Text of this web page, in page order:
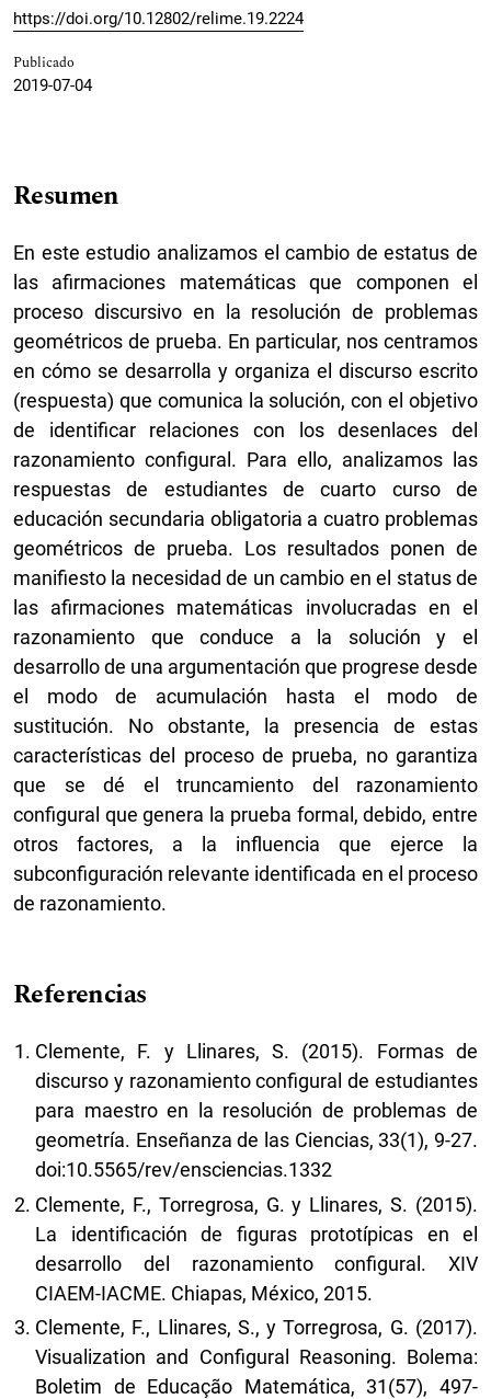
https://doi.org/10.12802/relime.19.2224
Publicado
2019-07-04
Resumen
En este estudio analizamos el cambio de estatus de
las afirmaciones matemáticas que componen el
proceso discursivo en la resolución de problemas
geométricos de prueba. En particular, nos centramos
en cómo se desarrolla y organiza el discurso escrito
(respuesta) que comunica la solución, con el objetivo
de identificar relaciones con los desenlaces del
razonamiento configural. Para ello, analizamos las
respuestas de estudiantes de cuarto curso de
educación secundaria obligatoria a cuatro problemas
geométricos de prueba. Los resultados ponen de
manifiesto la necesidad de un cambio en el status de
las afirmaciones matemáticas involucradas en el
razonamiento que conduce a la solución y el
desarrollo de una argumentación que progrese desde
el modo de acumulación hasta el modo de
sustitución. No obstante, la presencia de estas
características del proceso de prueba, no garantiza
que se dé el truncamiento del razonamiento
configural que genera la prueba formal, debido, entre
otros factores, a la influencia que ejerce la
subconfiguración relevante identificada en el proceso
de razonamiento.
Referencias
Clemente, F. y Llinares, S. (2015). Formas de
discurso y razonamiento configural de estudiantes
para maestro en la resolución de problemas de
geometría. Enseñanza de las Ciencias, 33(1), 9-27.
doi:10.5565/rev/ensciencias.1332
Clemente, F., Torregrosa, G. y Llinares, S. (2015).
La identificación de figuras prototípicas en el
desarrollo del razonamiento configural. XIV
CIAEM-IACME. Chiapas, México, 2015.
Clemente, F., Llinares, S., y Torregrosa, G. (2017).
Visualization and Configural Reasoning. Bolema:
Boletim de Educação Matemática, 31(57), 497-